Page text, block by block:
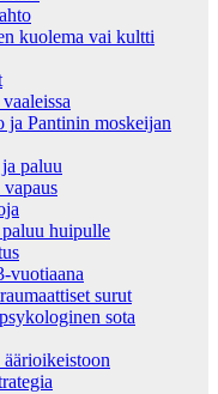
kuolema vai kultti
ja Pantinin moskeijan
paluu
huipulle
vuotiaana
surut
sota